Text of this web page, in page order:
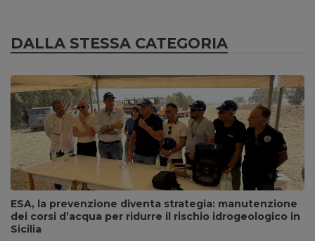
DALLA STESSA CATEGORIA
ESA, la prevenzione diventa strategia: manutenzione
dei corsi d’acqua per ridurre il rischio idrogeologico in
Sicilia